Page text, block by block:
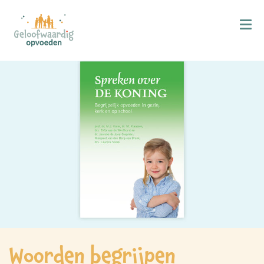
Kind & Geloof
Ontwikkelingsfasen
Woorden begrijpen